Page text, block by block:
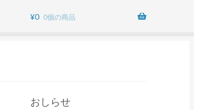
¥0 0個の商品
おしらせ